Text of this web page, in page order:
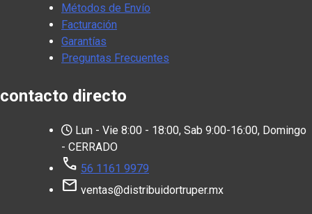
Métodos de Envío
Facturación
Garantías
Preguntas Frecuentes
contacto directo
Lun - Vie 8:00 - 18:00, Sab 9:00-16:00, Domingo
- CERRADO
call 56 1161 9979
mail ventas@distribuidortruper.mx